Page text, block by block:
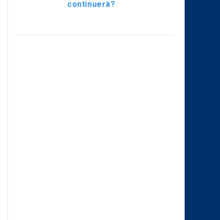
continuerà?